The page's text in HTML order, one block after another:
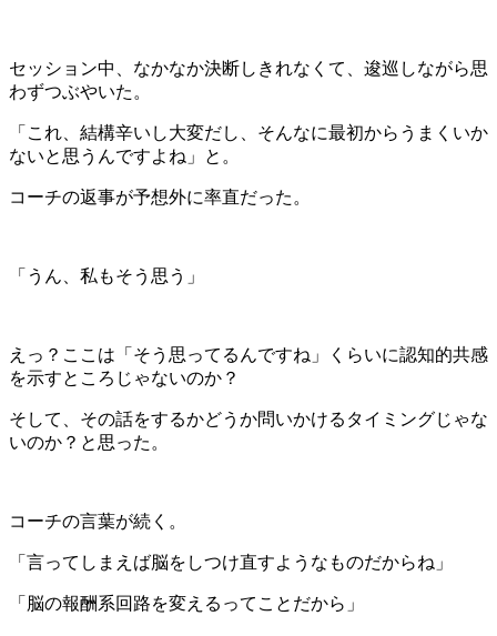
セッション中、なかなか決断しきれなくて、逡巡しながら思
わずつぶやいた。
「これ、結構辛いし大変だし、そんなに最初からうまくいか
ないと思うんですよね」と。
コーチの返事が予想外に率直だった。
「うん、私もそう思う」
えっ？ここは「そう思ってるんですね」くらいに認知的共感
を示すところじゃないのか？
そして、その話をするかどうか問いかけるタイミングじゃな
いのか？と思った。
コーチの言葉が続く。
「言ってしまえば脳をしつけ直すようなものだからね」
「脳の報酬系回路を変えるってことだから」